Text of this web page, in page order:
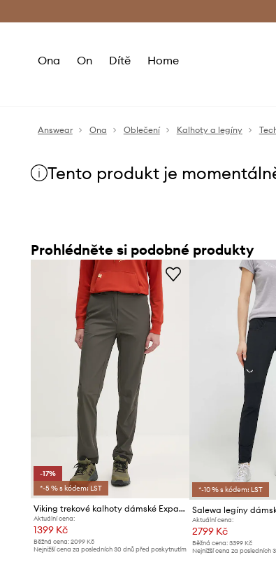
Ona On Dítě Home
Answear Ona Oblečení Kalhoty a legíny
Tento produkt je
Prohlédněte si podobné produkty
-17%
*-5 % s kódem: LST
Viking trekové kalhoty dámské Expander Ultralight
Aktuální cena:
1399 Kč
Běžná cena: 2099 Kč
Nejnižší cena za posledních 30 dnů před poskytnutím
*-10 % s kódem: LST
Salewa legíny
Aktuální cena:
2799 Kč
Běžná cena:3399 Kč
Nejnižší cena za posledních